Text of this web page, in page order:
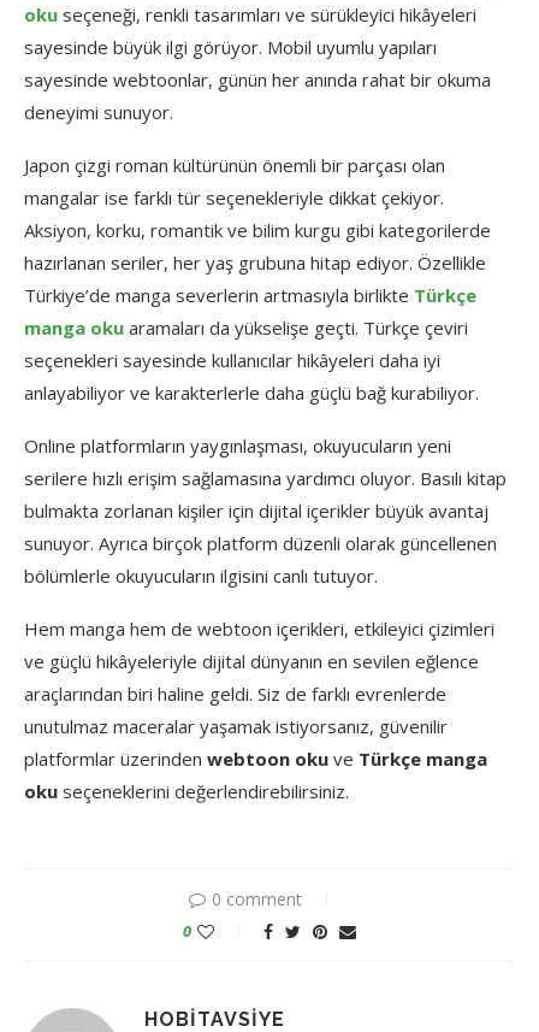
oku seçeneği, renkli tasarımları ve sürükleyici hikâyeleri
sayesinde büyük ilgi görüyor. Mobil uyumlu yapıları
sayesinde webtoonlar, günün her anında rahat bir okuma
deneyimi sunuyor.
Japon çizgi roman kültürünün önemli bir parçası olan
mangalar ise farklı tür seçenekleriyle dikkat çekiyor.
Aksiyon, korku, romantik ve bilim kurgu gibi kategorilerde
hazırlanan seriler, her yaş grubuna hitap ediyor. Özellikle
Türkiye’de manga severlerin artmasıyla birlikte Türkçe
manga oku aramaları da yükselişe geçti. Türkçe çeviri
seçenekleri sayesinde kullanıcılar hikâyeleri daha iyi
anlayabiliyor ve karakterlerle daha güçlü bağ kurabiliyor.
Online platformların yaygınlaşması, okuyucuların yeni
serilere hızlı erişim sağlamasına yardımcı oluyor. Basılı kitap
bulmakta zorlanan kişiler için dijital içerikler büyük avantaj
sunuyor. Ayrıca birçok platform düzenli olarak güncellenen
bölümlerle okuyucuların ilgisini canlı tutuyor.
Hem manga hem de webtoon içerikleri, etkileyici çizimleri
ve güçlü hikâyeleriyle dijital dünyanın en sevilen eğlence
araçlarından biri haline geldi. Siz de farklı evrenlerde
unutulmaz maceralar yaşamak istiyorsanız, güvenilir
platformlar üzerinden webtoon oku ve Türkçe manga
oku seçeneklerini değerlendirebilirsiniz.
0 comment
0
HOBITAVSIYE